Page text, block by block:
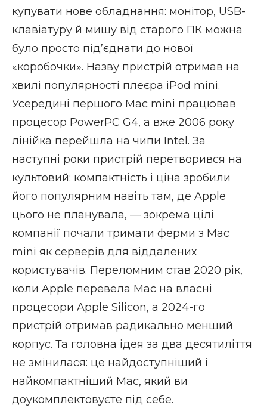
купувати нове обладнання: монітор, USB-
клавіатуру й мишу від старого ПК можна
було просто підʼєднати до нової
«коробочки». Назву пристрій отримав на
хвилі популярності плеєра iPod mini.
Усередині першого Mac mini працював
процесор PowerPC G4, а вже 2006 року
лінійка перейшла на чипи Intel. За
наступні роки пристрій перетворився на
культовий: компактність і ціна зробили
його популярним навіть там, де Apple
цього не планувала, — зокрема цілі
компанії почали тримати ферми з Mac
mini як серверів для віддалених
користувачів. Переломним став 2020 рік,
коли Apple перевела Mac на власні
процесори Apple Silicon, а 2024-го
пристрій отримав радикально менший
корпус. Та головна ідея за два десятиліття
не змінилася: це найдоступніший і
найкомпактніший Mac, який ви
доукомплектовуєте під себе.